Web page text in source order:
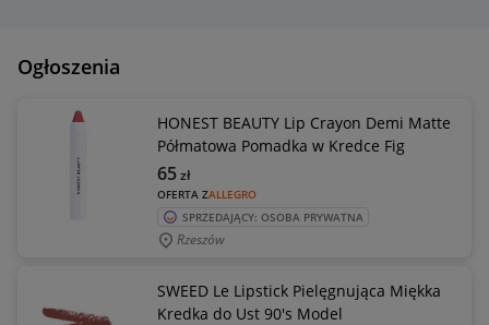
Ogłoszenia
HONEST BEAUTY Lip Crayon Demi Matte
Półmatowa Pomadka w Kredce Fig
OFERTA ZALLEGRO
65zł
SPRZEDAJĄCY: OSOBA PRYWATNA
Rzeszów
SWEED Le Lipstick Pielęgnująca Miękka
Kredka do Ust 90's Model